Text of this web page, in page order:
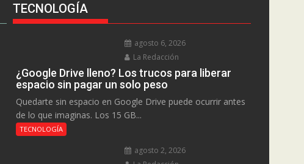
TECNOLOGÍA
agosto 6, 2026
La Redacción
¿Google Drive lleno? Los trucos para liberar
espacio sin pagar un solo peso
Quedarte sin espacio en Google Drive puede ocurrir antes
de lo que imaginas. Los 15 GB...
TECNOLOGÍA
agosto 2, 2026